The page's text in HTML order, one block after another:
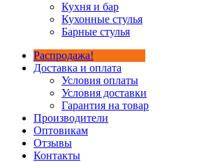
Кухня и бар
Кухонные стулья
Барные стулья
Распродажа!
Доставка и оплата
Условия оплаты
Условия доставки
Гарантия на товар
Производители
Оптовикам
Отзывы
Контакты